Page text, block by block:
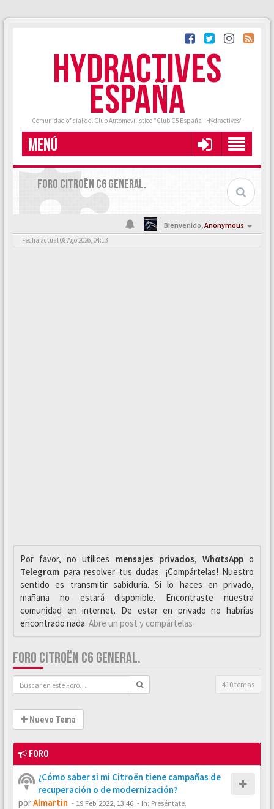
HYDRACTIVES
ESPAÑA
Comunidad oficial del Club Automovilístico "Club C5 España - Hydractives"
MENÚ
FORO CITROËN C6 GENERAL.
Bienvenido,Anonymous
Fecha actual 08 Ago 2026, 04:13
Por favor, no utilices mensajes privados, WhαtsAppo
Telegrαm para resolver tus dudas. ¡Compártelas! Nuestro
sentido es transmitir sabiduría. Si lo haces en privado,
mañana no estará disponible. Encontraste nuestra
comunidad en internet. De estar en privado no habrías
encontrado nada. Abre un post y compártelas
FORO CITROËN C6 GENERAL.
410 temas
Nuevo Tema
FORO
¿Cómo saber si mi Citroën tiene campañas de
recuperación o de modernización?
porAlmartin - 19 Feb 2022, 13:46 - In: Preséntate.